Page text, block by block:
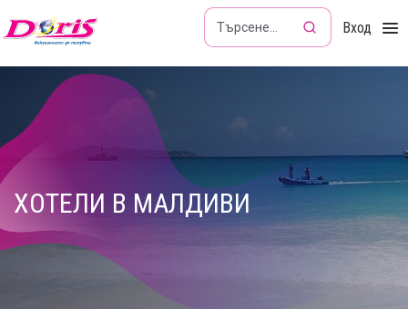
Doris - Изкушението да пътуваш Вход
ХОТЕЛИ В МАЛДИВИ